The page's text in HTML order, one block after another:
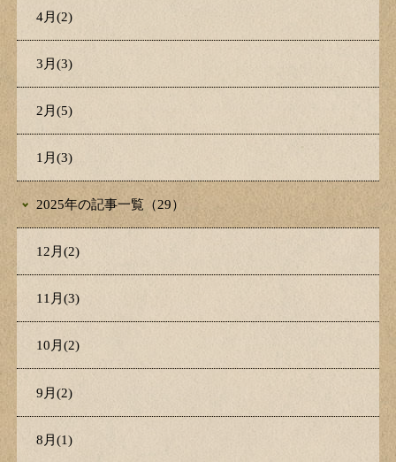
4月(2)
3月(3)
2月(5)
1月(3)
2025年の記事一覧（29）
12月(2)
11月(3)
10月(2)
9月(2)
8月(1)